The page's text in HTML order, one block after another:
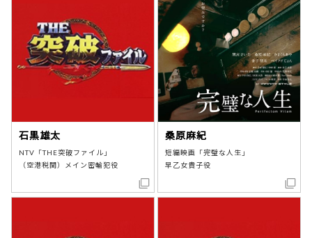
石黒雄太
NTV「THE突破ファイル」
（空港税関）メイン密輸犯役
桑原麻紀
短編映画「完璧な人生」
早乙女貴子役